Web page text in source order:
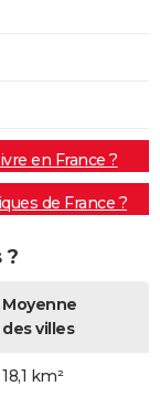
en France ?
de France ?
?
Moyenne
des villes
18,1 km²